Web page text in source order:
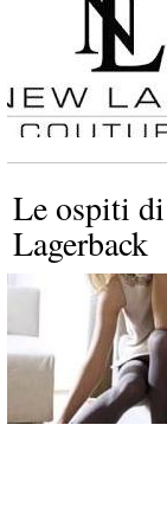
Le ospiti
Lagerback